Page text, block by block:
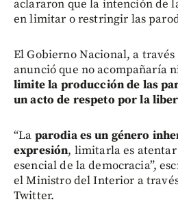
aclararon que la intención de
en limitar o restringir las
El Gobierno Nacional, a
anunció que no acompañaría
limite la producción de las
un acto de respeto por la
“La parodia es un género
expresión, limitarla es
esencial de la democracia”,
el Ministro del Interior a
Twitter.